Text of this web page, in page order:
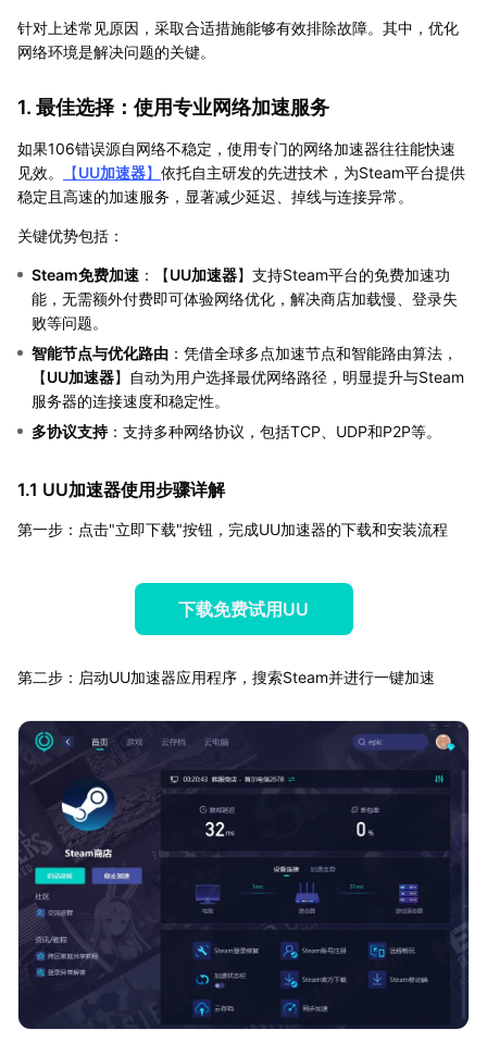
针对上述常见原因，采取合适措施能够有效排除故障。其中，优化
网络环境是解决问题的关键。
1. 最佳选择：使用专业网络加速服务
如果106错误源自网络不稳定，使用专门的网络加速器往往能快速
见效。
【UU加速器】 依托自主研发的先进技术，为Steam平台提供
稳定且高速的加速服务，显著减少延迟、掉线与连接异常。
关键优势包括：
Steam免费加速 ：【UU加速器】支持Steam平台的免费加速功
能，无需额外付费即可体验网络优化，解决商店加载慢、登录失
败等问题。
智能节点与优化路由 ：凭借全球多点加速节点和智能路由算法，
【UU加速器】自动为用户选择最优网络路径，明显提升与Steam
服务器的连接速度和稳定性。
多协议支持：支持多种网络协议，包括TCP、UDP和P2P等。
1.1 UU加速器使用步骤详解
第一步：点击"立即下载"按钮，完成UU加速器的下载和安装流程
下载免费试用UU
第二步：启动UU加速器应用程序，搜索Steam并进行一键加速